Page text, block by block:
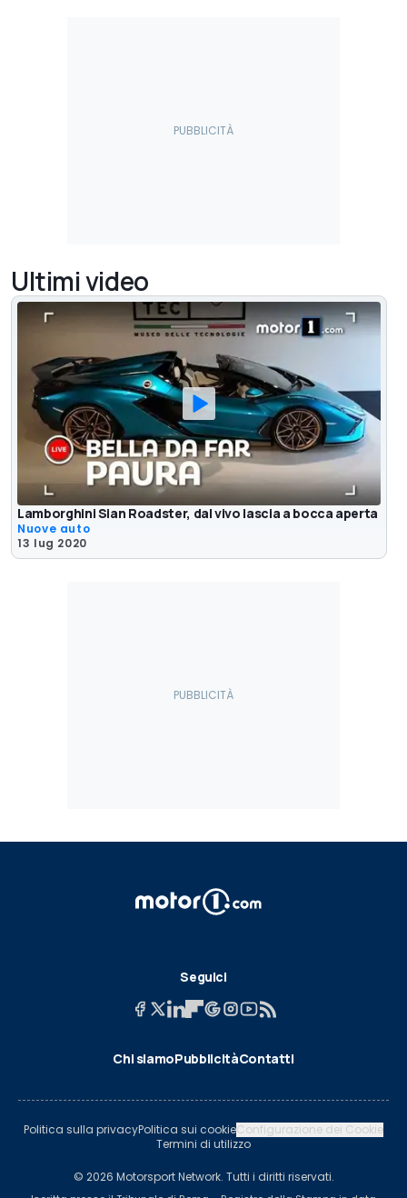
Ultimi video
Lamborghini Sian Roadster, dal vivo lascia a bocca aperta
Nuove auto
13 lug 2020
Seguici
Chi siamoPubblicitàContatti
Politica sulla privacyPolitica sui cookieConfigurazione dei Cookie
Termini di utilizzo
© 2026 Motorsport Network. Tutti i diritti riservati.